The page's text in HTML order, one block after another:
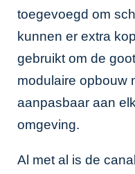
toegevoegd om
kunnen er extra
gebruikt om de
modulaire opbouw
aanpasbaar aan
omgeving.
Al met al is de